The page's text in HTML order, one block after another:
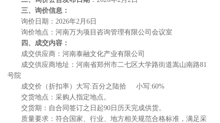
三、 询价信息：
询价日期： 2026年2月 6 日
询价地点：河南万为项目咨询管理有限公司会议室
四 、 成交内容：
成交供应商：河南泰融文化产业有限公司
成交供应商地址：河南省郑州市二七区大学路街道嵩山南路81
号院
成交价 （折扣率）大写:百分之陆拾 小写:60%
交货地点：采购人指定地点。
交货期：自合同签订之日起90日历天完成供货。
质量要求：符合国家、行业、地方相关规范合格标准，满足采